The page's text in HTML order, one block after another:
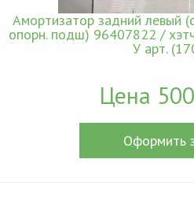
Амортизатор задний левый
опорн. подш) 96407822 /
У арт.
Цена
Оформить